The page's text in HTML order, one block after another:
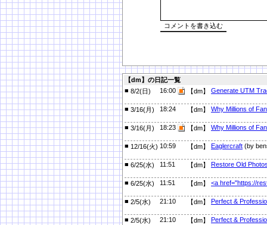
【dm】の日記一覧
■ 8/2(日) 16:00 【dm】 Generate UTM
■ 3/16(月) 18:24 【dm】 Why Millions of
■ 3/16(月) 18:23 【dm】 Why Millions of
■ 12/16(火) 10:59 【dm】 Eaglercraft (by
■ 6/25(水) 11:51 【dm】 Restore Old
■ 6/25(水) 11:51 【dm】 <a href="https://
■ 2/5(水) 21:10 【dm】 Perfect &
■ 2/5(水) 21:10 【dm】 Perfect &